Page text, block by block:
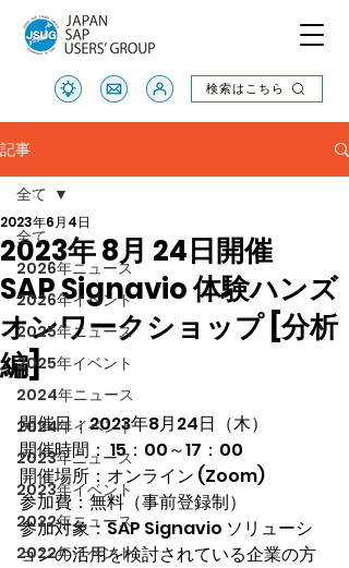
検索はこちら
検索はこちら
記事
全て
2026年ニュース
2026年イベント
2025年ニュース
2025年イベント
2024年ニュース
2024年イベント
2023年ニュース
2023年イベント
2022年ニュース
2022年イベント
全て
2023年 8月 24日開催
SAP Signavio 体験ハンズ
オンワークショップ [分析
編]
2023年6月4日
開催日：2023年8月24日（木）
開催時間： 15：00～17：00
開催場所：オンライン (Zoom)
参加費：無料（事前登録制）
参加対象：SAP Signavio ソリューシ
ョンの活用を検討されている企業の方